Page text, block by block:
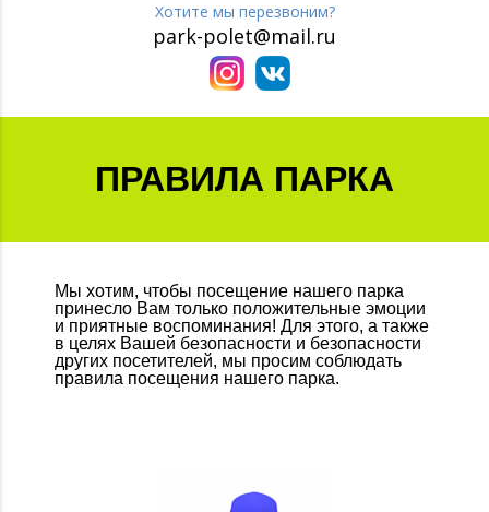
Хотите мы перезвоним?
park-polet@mail.ru
ПРАВИЛА ПАРКА
Мы хотим, чтобы посещение нашего парка
принесло Вам только положительные эмоции
и приятные воспоминания! Для этого, а также
в целях Вашей безопасности и безопасности
других посетителей, мы просим соблюдать
правила посещения нашего парка.